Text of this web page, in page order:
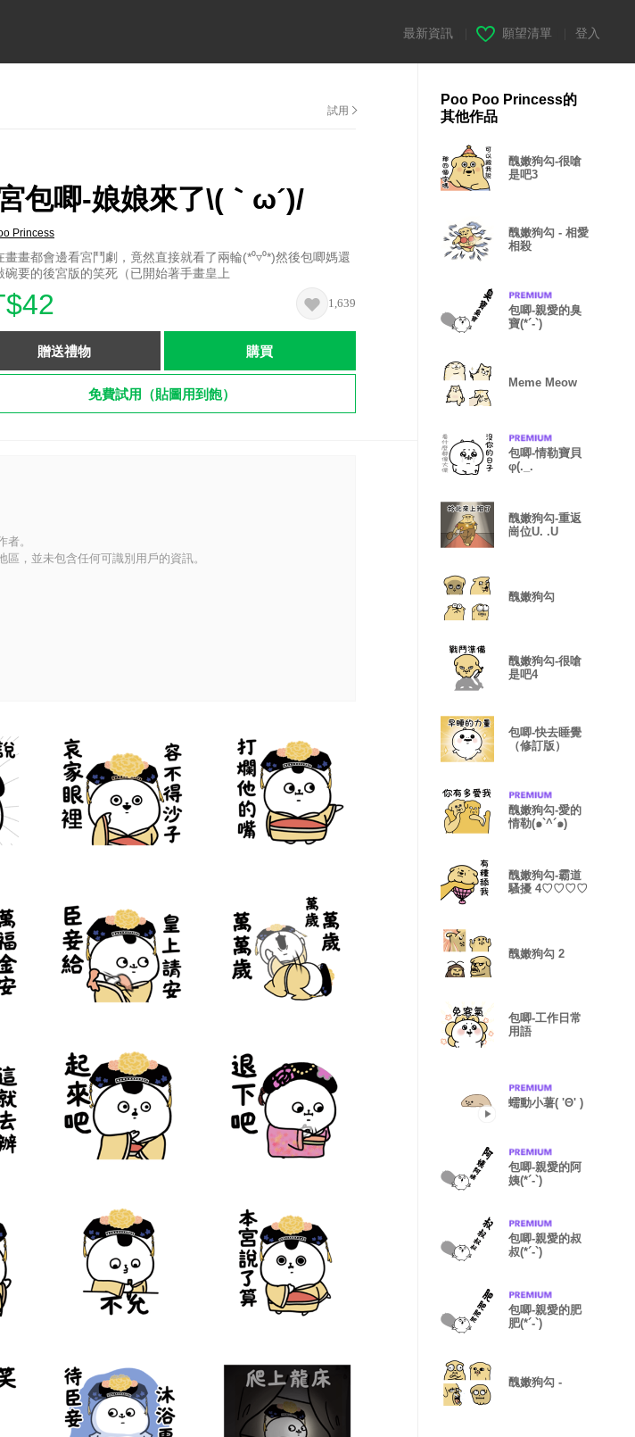
最新資訊 願望清單 登入
試用
包唧-娘娘來了\(｀ω´)/
Princess
畫畫都會邊看宮鬥劇，竟然直接就看了兩輪(*⁰▿⁰*)然後包唧媽還
碗要的後宮版的笑死（已開始著手畫皇上
1,639
贈送禮物 購買
免費試用（貼圖用到飽）
。
，並未包含任何可識別用戶的資訊。
Poo Poo Princess的
其他作品
醜嫩狗勾-很嗆
是吧3
醜嫩狗勾 - 相愛
相殺
包唧-親愛的臭
寶(*´-`)
Meme Meow
包唧-情勒寶貝
φ(._.
醜嫩狗勾-重返
崗位U. .U
醜嫩狗勾
醜嫩狗勾-很嗆
是吧4
包唧-快去睡覺
（修訂版）
醜嫩狗勾-愛的
情勒(๑`^´๑)
醜嫩狗勾-霸道
騷擾 4♡♡♡♡
醜嫩狗勾 2
包唧-工作日常
用語
蠕動小薯( 'Θ' )
包唧-親愛的阿
姨(*´-`)
包唧-親愛的叔
叔(*´-`)
包唧-親愛的肥
肥(*´-`)
醜嫩狗勾 -